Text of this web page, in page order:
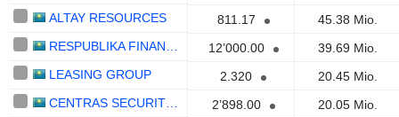
ALTAY RESOURCES
811.17
45.38 Mio.
12’000.00
39.69 Mio.
LEASING GROUP
2.320
20.45 Mio.
2’898.00
20.05 Mio.